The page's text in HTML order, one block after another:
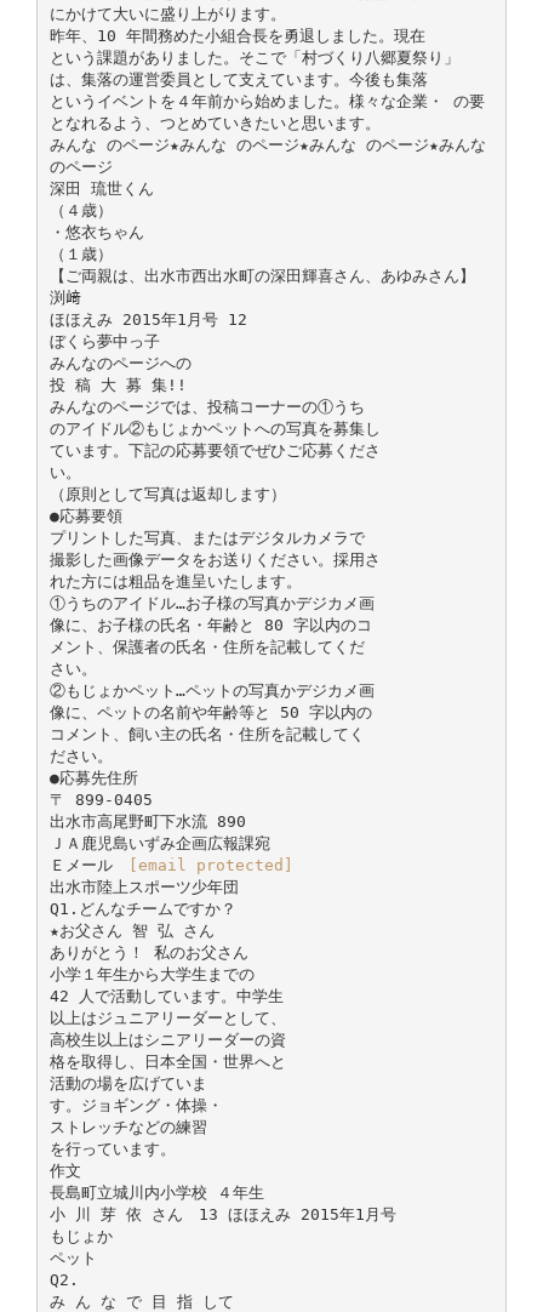
[email protected]
出水市陸上スポーツ少年団
Q1.どんなチームですか？
★お父さん 智 弘 さん
ありがとう！ 私のお父さん
小学１年生から大学生までの
42 人で活動しています。中学生
以上はジュニアリーダーとして、
高校生以上はシニアリーダーの資
格を取得し、日本全国・世界へと
活動の場を広げていま
す。ジョギング・体操・
ストレッチなどの練習
を行っています。
作文
長島町立城川内小学校 ４年生
小 川 芽 依 さん 13 ほほえみ 2015年1月号
もじょか
ペット
Q2.
み ん な で 目 指 して